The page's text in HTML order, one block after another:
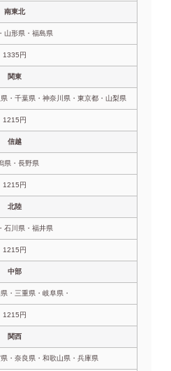
南東北
山形県・福島県
1335円
関東
・千葉県・神奈川県・東京都・山梨県
1215円
信越
県・長野県
1215円
北陸
石川県・福井県
1215円
中部
・三重県・岐阜県・
1215円
関西
・奈良県・和歌山県・兵庫県